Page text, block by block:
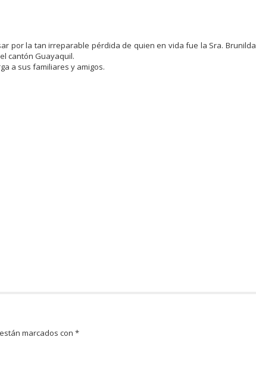
por la tan irreparable pérdida de quien en vida fue la Sra. Brunilda
cantón Guayaquil.
a sus familiares y amigos.
marcados con*